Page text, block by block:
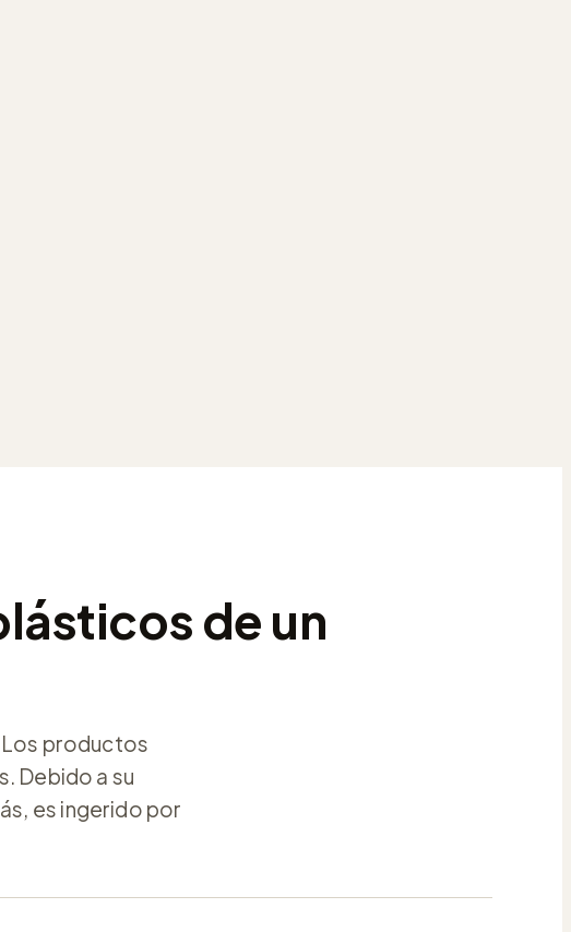
de un
Los productos
Debido a su
es ingerido por